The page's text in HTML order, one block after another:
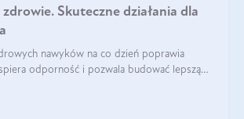
Skuteczne działania dla
nawyków na co dzień poprawia
odporność i pozwala budować lepszą